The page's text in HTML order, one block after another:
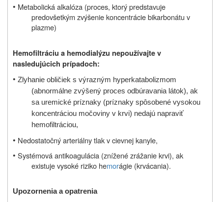
• Metabolická alkalóza (proces, ktorý predstavuje
predovšetkým zvýšenie koncentrácie bikarbonátu v
plazme)
Hemofiltráciu a hemodialýzu nepoužívajte v
nasledujúcich prípadoch:
• Zlyhanie obličiek s výrazným hyperkatabolizmom
(abnormálne zvýšený proces odbúravania látok), ak
sa uremické príznaky (príznaky spôsobené vysokou
koncentráciou močoviny v krvi) nedajú napraviť
hemofiltráciou,
• Nedostatočný arteriálny tlak v cievnej kanyle,
• Systémová antikoagulácia (znížené zrážanie krvi), ak
existuje vysoké riziko hemorágie (krvácania).
Upozornenia a opatrenia